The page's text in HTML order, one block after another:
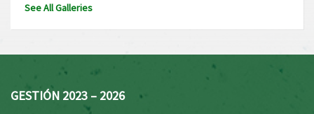
See All Galleries
GESTIÓN 2023 – 2026